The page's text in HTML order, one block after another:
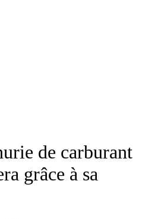
de carburant
grâce à sa